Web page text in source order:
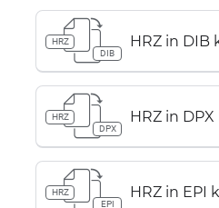
HRZ
DIB
HRZ in DIB
HRZ
DPX
HRZ in
HRZ
EPI
HRZ in EPI